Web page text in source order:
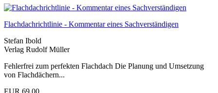
Flachdachrichtlinie - Kommentar eines Sachverständigen
Stefan Ibold
Verlag Rudolf Müller
Fehlerfrei zum perfekten Flachdach Die Planung und Umsetzung
von Flachdächern...
EUR 69,00